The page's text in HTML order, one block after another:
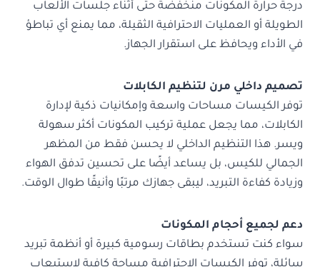
درجة حرارة المكونات منخفضة حتى أثناء جلسات الألعاب
الطويلة أو العمليات الاحترافية الثقيلة، مما يمنع أي تباطؤ
في الأداء ويحافظ على استقرار الجهاز.
تصميم داخلي مرن لتنظيم الكابلات
توفر الكيسات مساحات واسعة وإمكانيات ذكية لإدارة
الكابلات، مما يجعل عملية تركيب المكونات أكثر سهولة
ويسر. هذا التنظيم الداخلي لا يحسن فقط من المظهر
الجمالي للكيس، بل يساعد أيضًا على تحسين تدفق الهواء
وزيادة كفاءة التبريد، ليبقى جهازك مرتبًا وأنيقًا طوال الوقت.
دعم لجميع أحجام المكونات
سواء كنت تستخدم بطاقات رسومية كبيرة أو أنظمة تبريد